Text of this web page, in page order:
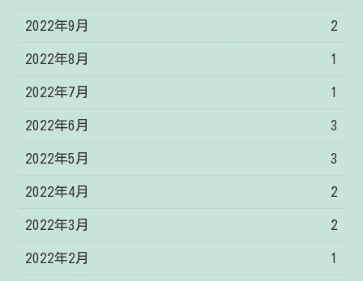
2022年9月 2
2022年8月 1
2022年7月 1
2022年6月 3
2022年5月 3
2022年4月 2
2022年3月 2
2022年2月 1